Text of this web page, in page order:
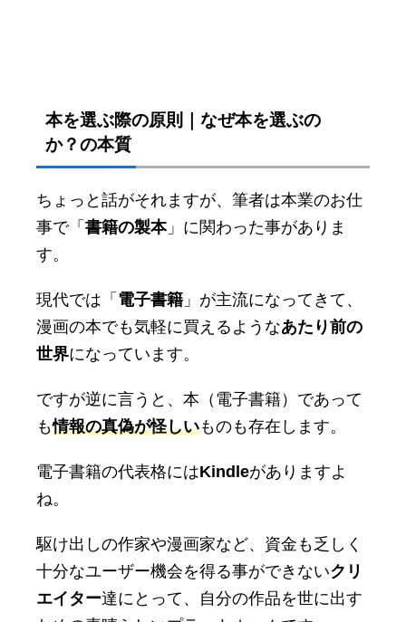
本を選ぶ際の原則｜なぜ本を選ぶの
か？の本質
ちょっと話がそれますが、筆者は本業のお仕
事で「 書籍の製本」に関わった事がありま
す。
現代では「 電子書籍 」が主流になってきて、
漫画の本でも気軽に買えるようなあたり前の
世界になっています。
ですが逆に言うと、本（電子書籍）であって
も情報の真偽が怪しいものも存在します。
電子書籍の代表格にはKindleがありますよ
ね。
駆け出しの作家や漫画家など、資金も乏しく
十分なユーザー機会を得る事ができないクリ
エイター達にとって、自分の作品を世に出す